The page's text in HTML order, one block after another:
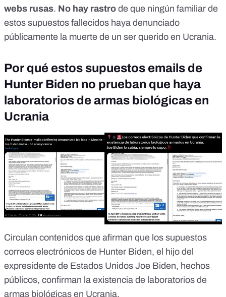
webs rusas. No hay rastro de que ningún familiar de
estos supuestos fallecidos haya denunciado
públicamente la muerte de un ser querido en Ucrania.
Por qué estos supuestos emails de
Hunter Biden no prueban que haya
laboratorios de armas biológicas en
Ucrania
Circulan contenidos que afirman que los supuestos
correos electrónicos de Hunter Biden, el hijo del
expresidente de Estados Unidos Joe Biden, hechos
públicos, confirman la existencia de laboratorios de
armas biológicas en Ucrania.